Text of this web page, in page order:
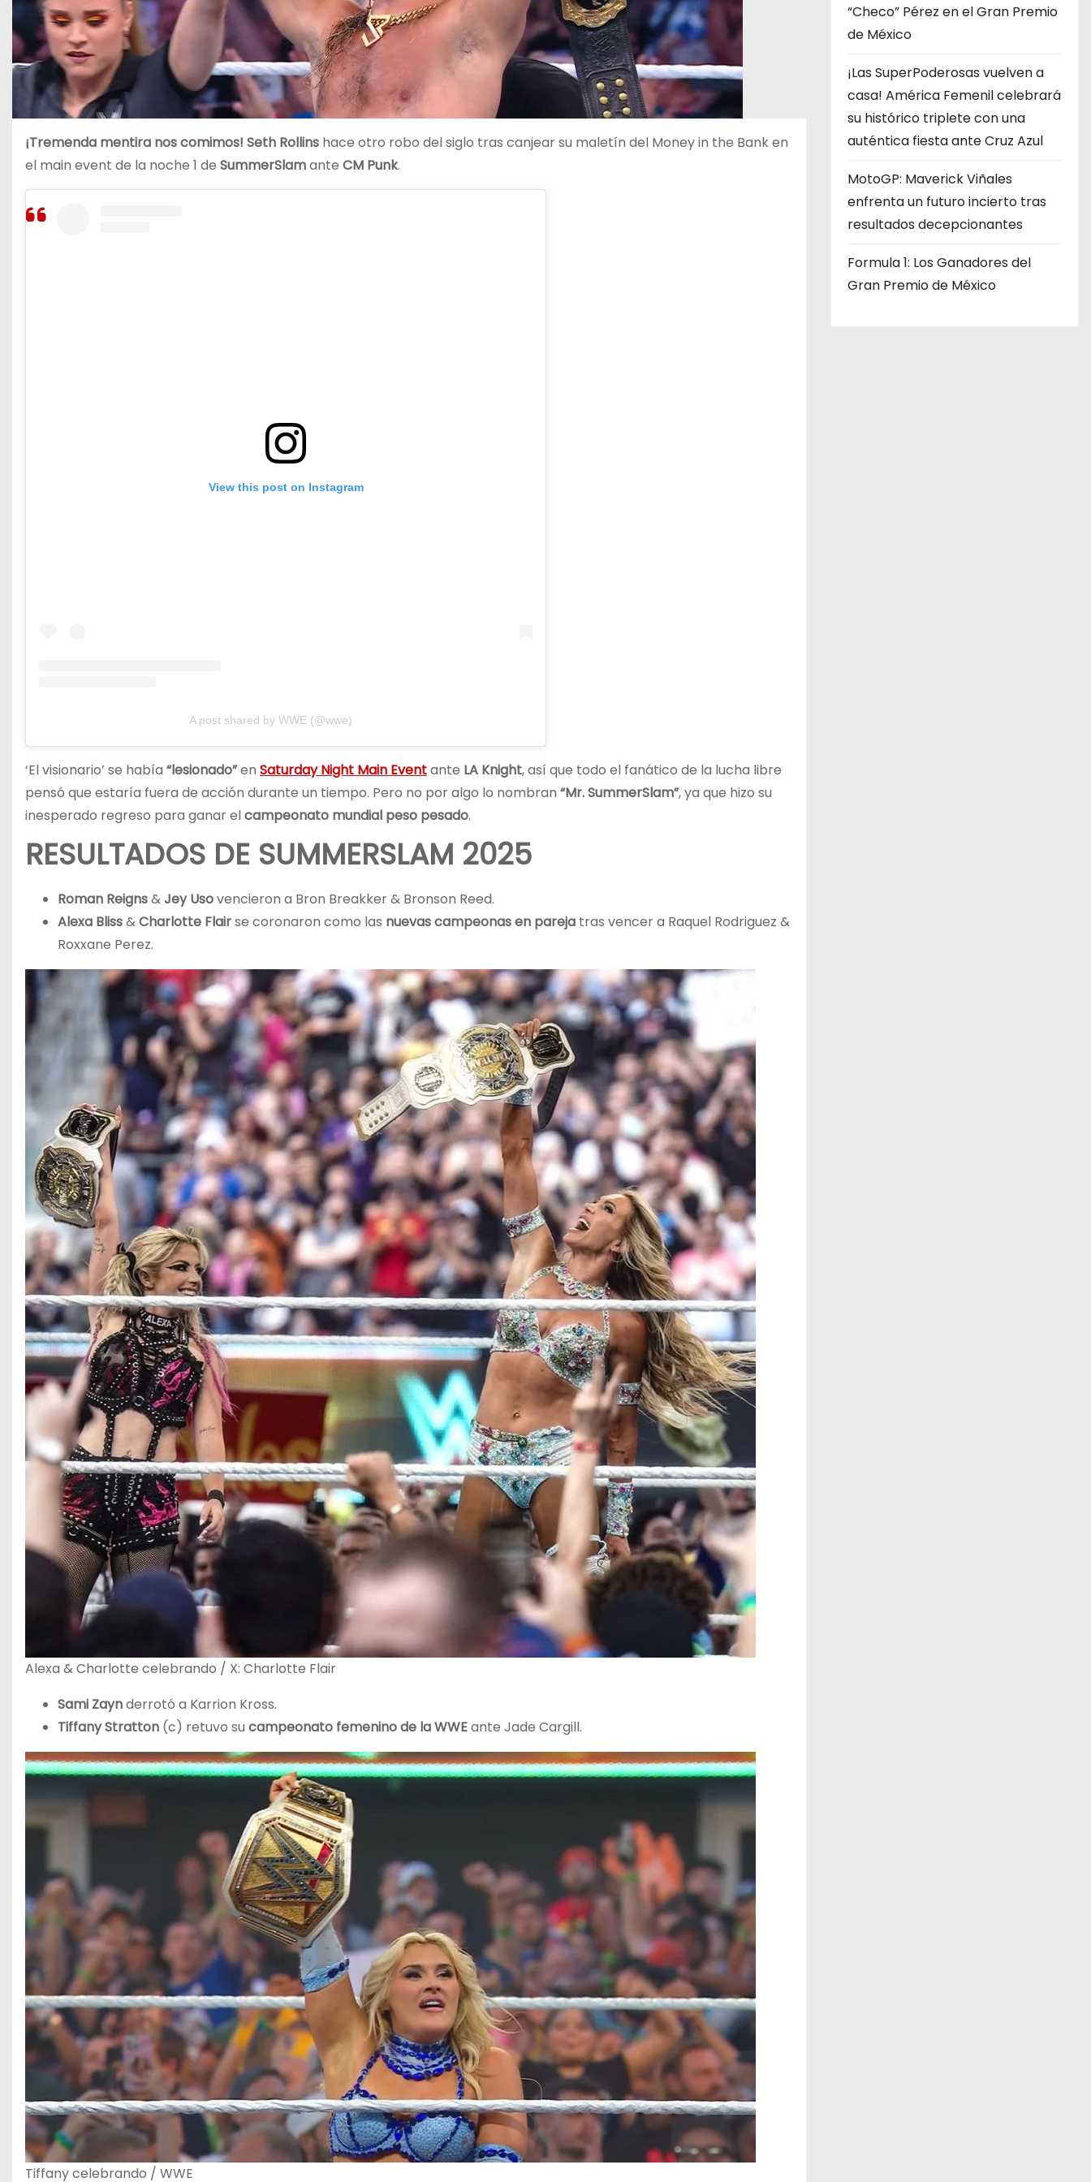
¡Tremenda mentira nos comimos! Seth Rollins hace otro robo del siglo tras canjear su maletín del Money in the Bank en
el main event de la noche 1 de SummerSlamante CM Punk.
View this post on Instagram
A post shared by WWE (@wwe)
‘El visionario’ se había “lesionado”en Saturday Night Main Eventante LA Knight, así que todo el fanático de la lucha libre
pensó que estaría fuera de acción durante un tiempo. Pero no por algo lo nombran “Mr. SummerSlam”, ya que hizo su
inesperado regreso para ganar elcampeonato mundial peso pesado.
RESULTADOS DE SUMMERSLAM 2025
Roman Reigns&Jey Usovencieron a Bron Breakker & Bronson Reed.
Alexa Bliss&Charlotte Flairse coronaron como las nuevas campeonas en pareja tras vencer a Raquel Rodriguez &
Roxxane Perez.
Alexa & Charlotte celebrando / X: Charlotte Flair
Sami Zaynderrotó a Karrion Kross.
Tiffany Stratton (c) retuvo su campeonato femenino de la WWEante Jade Cargill.
Tiffany celebrando / WWE
“Checo” Pérez en el Gran Premio
de México
¡Las SuperPoderosas vuelven a
casa! América Femenil celebrará
su histórico triplete con una
auténtica fiesta ante Cruz Azul
MotoGP: Maverick Viñales
enfrenta un futuro incierto tras
resultados decepcionantes
Formula 1: Los Ganadores del
Gran Premio de México